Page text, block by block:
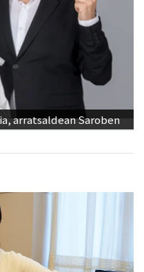
arratsaldean Saroben